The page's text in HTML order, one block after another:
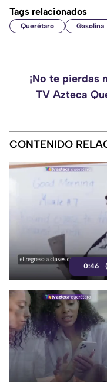
Tags relacionados
Querétaro Gasolina
¡No te pierdas
TV Azteca
CONTENIDO
0:46